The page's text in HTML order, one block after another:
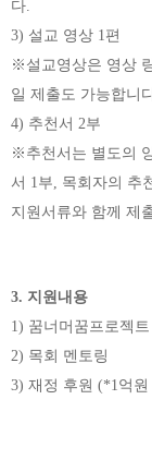
다
3) 설교 영상 1 편
※ 설교영상은 영상
일 제출도 가능합니
4) 추천서 2부
※ 추천서는 별도의
서 1 부 목회자의 추
지원서류와 함께 제
3. 지원내용
1) 꿈너머꿈프로젝
2) 목회 멘토링
3) 재정 후원 (*1 억원